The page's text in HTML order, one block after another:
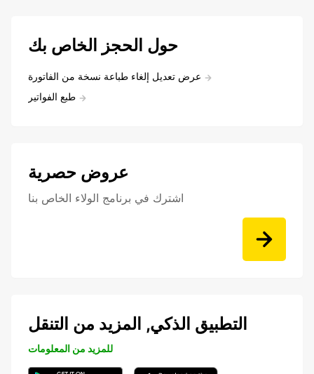
حول الحجز الخاص بك
عرض تعديل إلغاء طباعة نسخة من الفاتورة
طبع الفواتير
عروض حصرية
اشترك في برنامج الولاء الخاص بنا
التطبيق الذكي, المزيد من التنقل
للمزيد من المعلومات